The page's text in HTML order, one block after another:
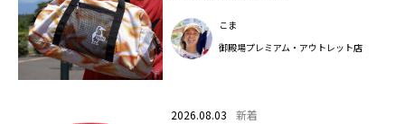
こま
御殿場プレミアム・アウトレット店
2026.08.03 新着